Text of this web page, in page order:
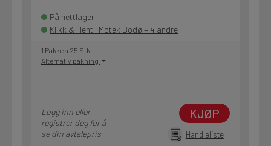
På nettlager
Klikk & Hent i Motek Bodø + 4 andre
1 Pakke a 25 Stk
Alternativ pakning
Logg inn eller
registrer deg for å
se din avtalepris
KJØP
Handleliste